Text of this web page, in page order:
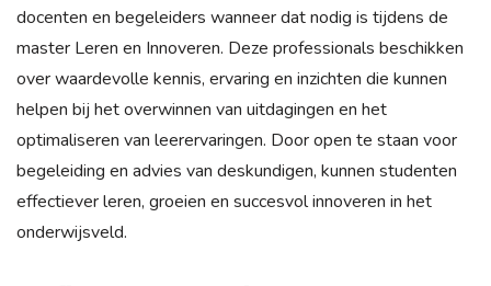
docenten en begeleiders wanneer dat nodig is tijdens de
master Leren en Innoveren. Deze professionals beschikken
over waardevolle kennis, ervaring en inzichten die kunnen
helpen bij het overwinnen van uitdagingen en het
optimaliseren van leerervaringen. Door open te staan voor
begeleiding en advies van deskundigen, kunnen studenten
effectiever leren, groeien en succesvol innoveren in het
onderwijsveld.